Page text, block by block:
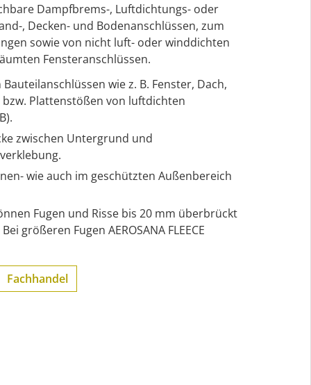
Dampfbrems-, Luftdichtungs- oder
, Decken- und Bodenanschlüssen, zum
sowie von nicht luft- oder winddichten
Fensteranschlüssen.
wie z. B. Fenster, Dach,
bzw. Plattenstößen von luftdichten
zwischen Untergrund und
wie auch im geschützten Außenbereich
Fugen und Risse bis 20 mm überbrückt
größeren Fugen AEROSANA FLEECE
Fachhandel